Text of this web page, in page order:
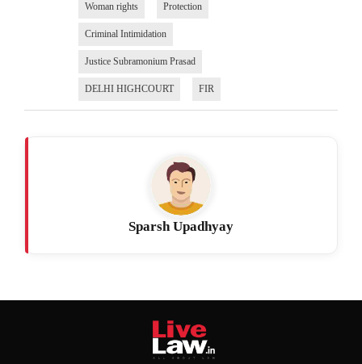
Woman rights Protection
Criminal Intimidation
Justice Subramonium Prasad
DELHI HIGHCOURT FIR
Sparsh Upadhyay